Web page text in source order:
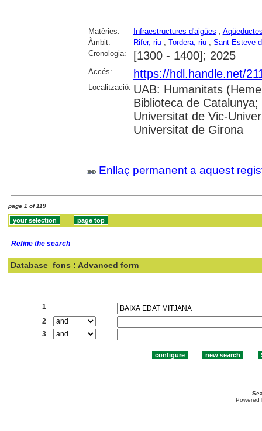
Matèries: Infraestructures d'aigües ;
Àmbit:
Rifer, riu; Tordera, riu; Sant Esteve
Cronologia:
[1300 - 1400]; 2025
Accés: https://hdl.handle.net/
Localització: UAB: Humanitats
Biblioteca de
Universitat de Vic-
Universitat de Girona
Enllaç permanent a aquest
page 1 of 119
Refine the search
Database fons : Advanced form
1
2
3